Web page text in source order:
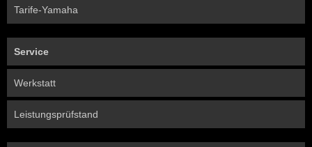
Tarife-Yamaha
Service
Werkstatt
Leistungsprüfstand